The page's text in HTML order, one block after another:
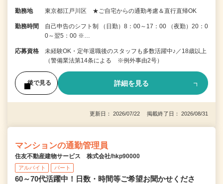
勤務地 東京都江戸川区 ★ご自宅からの通勤考慮＆直行直帰OK
勤務時間
自己申告のシフト制 （日勤）8：00～17：00 （夜勤）20：0
0～翌5：00 ※…
応募資格
未経験OK・定年退職後のスタッフも多数活躍中♪／18歳以上
（警備業法第14条による ※例外事由2号）
後で見る 詳細を見る
更新日： 2026/07/22 掲載終了日： 2026/08/31
マンションの通勤管理員
住友不動産建物サービス 株式会社/hkp90000
アルバイト パート
60～70代活躍中！日数・時間等ご希望お聞かせくださ